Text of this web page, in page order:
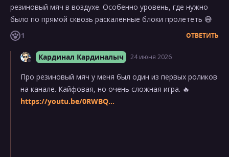
резиновый мяч в воздухе. Особенно уровень, где нужно
было по прямой сквозь раскаленные блоки пролететь 😅
1
ОТВЕТИТЬ
Кардинал Кардиналыч 24 июня 2026
Про резиновый мяч у меня был один из первых роликов
на канале. Кайфовая, но очень сложная игра. 🔥
https://youtu.be/0RWBQ...